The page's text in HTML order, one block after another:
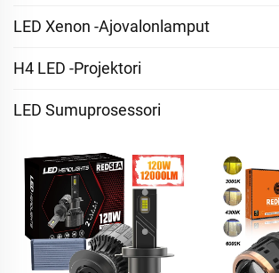
LED Xenon -ajovalonlamput
H4 LED -projektori
LED Sumuprosessori